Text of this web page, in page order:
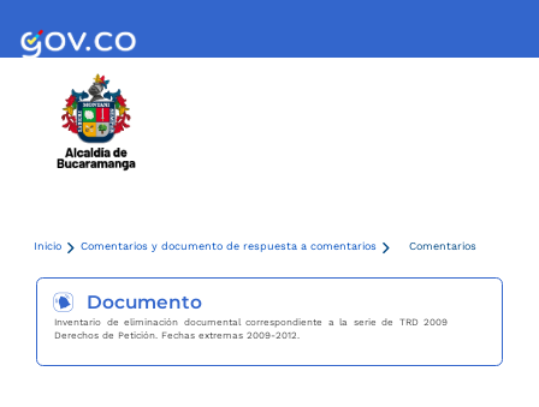
Inicio Comentarios y documento de respuesta a comentarios Comentarios
Documento
Inventario de eliminación documental correspondiente a la serie de TRD 2009
Derechos de Petición. Fechas extremas 2009-2012.